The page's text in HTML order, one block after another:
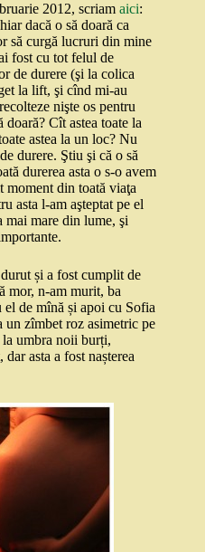
2012, scriam aici:
dacă o să doară ca
să curgă lucruri din mine
fost cu tot felul de
de durere (şi la colica
la lift, şi cînd mi-au
nişte os pentru
Cît astea toate la
astea la un loc? Nu
durere. Ştiu şi că o să
durerea asta o s-o avem
moment din toată viaţa
asta l-am aşteptat pe el
mai mare din lume, şi
și a fost cumplit de
mor, n-am murit, ba
de mînă și apoi cu Sofia
un zîmbet roz asimetric pe
umbra noii burți,
asta a fost nașterea